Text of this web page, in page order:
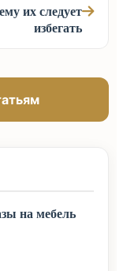
их следует
избегать
на мебель